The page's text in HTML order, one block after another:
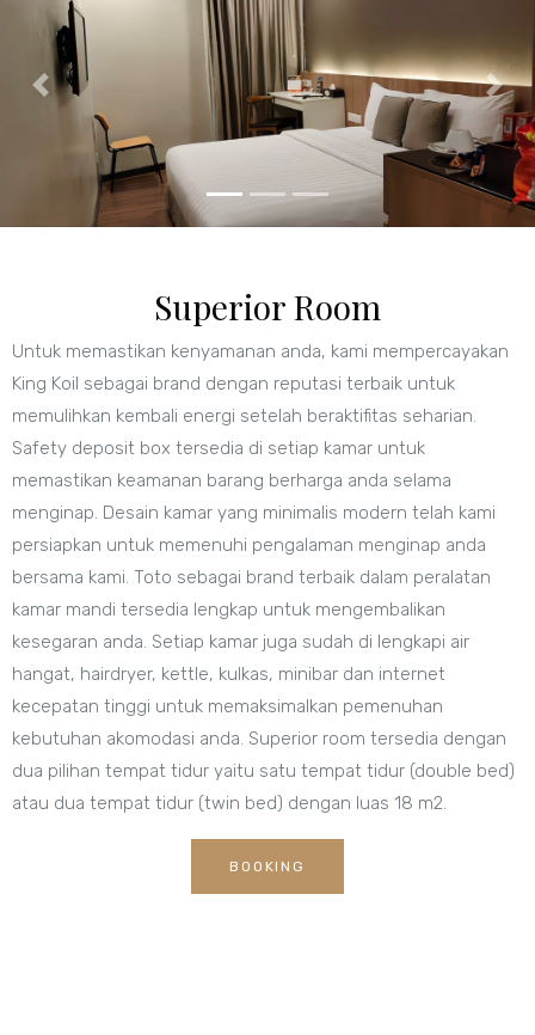
Superior Room
Untuk memastikan kenyamanan anda, kami mempercayakan
King Koil sebagai brand dengan reputasi terbaik untuk
memulihkan kembali energi setelah beraktifitas seharian.
Safety deposit box tersedia di setiap kamar untuk
memastikan keamanan barang berharga anda selama
menginap. Desain kamar yang minimalis modern telah kami
persiapkan untuk memenuhi pengalaman menginap anda
bersama kami. Toto sebagai brand terbaik dalam peralatan
kamar mandi tersedia lengkap untuk mengembalikan
kesegaran anda. Setiap kamar juga sudah di lengkapi air
hangat, hairdryer, kettle, kulkas, minibar dan internet
kecepatan tinggi untuk memaksimalkan pemenuhan
kebutuhan akomodasi anda. Superior room tersedia dengan
dua pilihan tempat tidur yaitu satu tempat tidur (double bed)
atau dua tempat tidur (twin bed) dengan luas 18 m2.
BOOKING